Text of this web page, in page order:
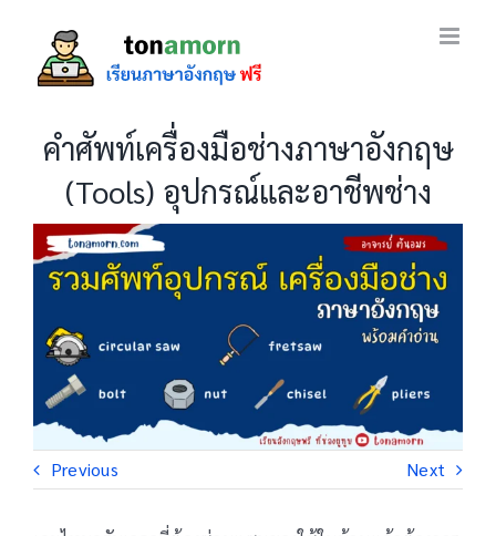
content
คำศัพท์เครื่องมือช่างภาษาอังกฤษ
(Tools) อุปกรณ์และอาชีพช่าง
Previous Next